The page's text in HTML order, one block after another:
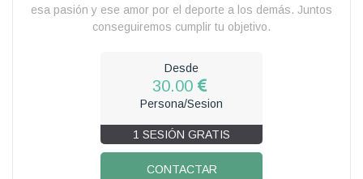
esa pasión y ese amor por el deporte a los demás. Juntos
conseguiremos cumplir tu objetivo.
Desde
30.00
Persona/Sesion
1 SESIÓN GRATIS
CONTACTAR